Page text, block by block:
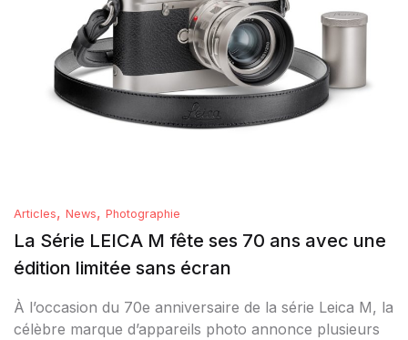
Articles, News, Photographie
La Série LEICA M fête ses 70 ans avec une
édition limitée sans écran
À l’occasion du 70e anniversaire de la série Leica M, la
célèbre marque d’appareils photo annonce plusieurs